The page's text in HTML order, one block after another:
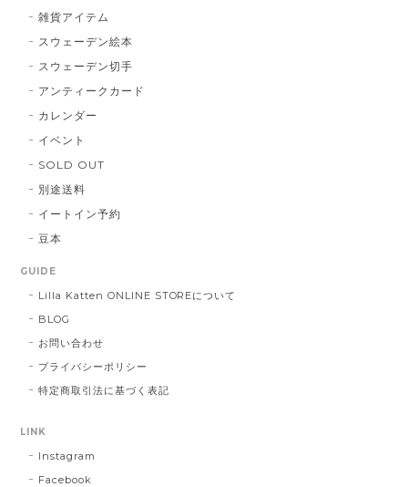
雑貨アイテム
スウェーデン絵本
スウェーデン切手
アンティークカード
カレンダー
イベント
SOLD OUT
別途送料
イートイン予約
豆本
GUIDE
Lilla Katten ONLINE STOREについて
BLOG
お問い合わせ
プライバシーポリシー
特定商取引法に基づく表記
LINK
Instagram
Facebook